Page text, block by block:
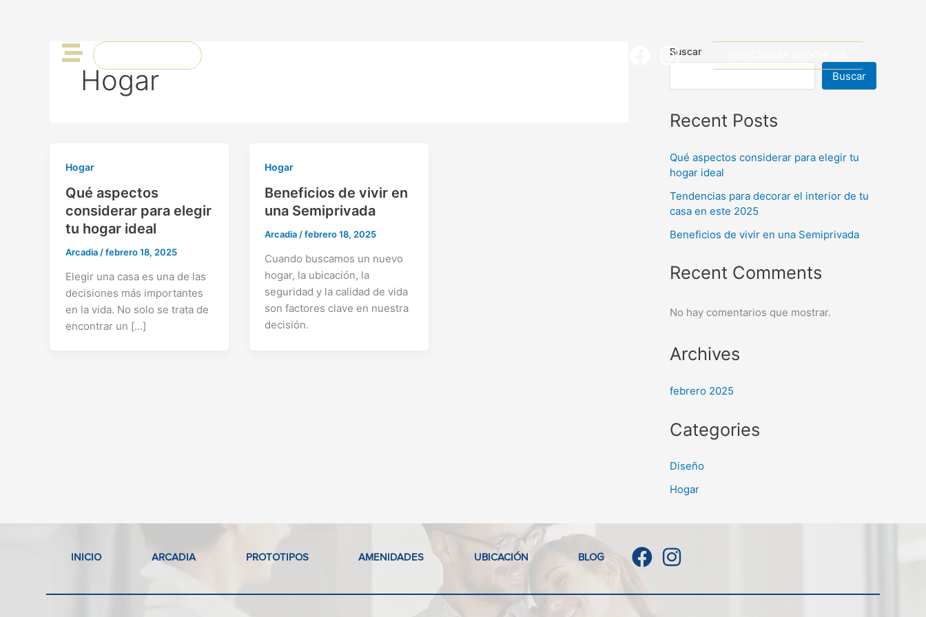
Hogar
Hogar
Qué aspectos
considerar para elegir
tu hogar ideal
Arcadia /febrero 18, 2025
Elegir una casa es una de las
decisiones más importantes
en la vida. No solo se trata de
encontrar un […]
Hogar
Beneficios de vivir en
una Semiprivada
Arcadia /febrero 18, 2025
Cuando buscamos un nuevo
hogar, la ubicación, la
seguridad y la calidad de vida
son factores clave en nuestra
decisión.
Buscar
Buscar
Recent Posts
Qué aspectos considerar para elegir tu
hogar ideal
Tendencias para decorar el interior de tu
casa en este 2025
Beneficios de vivir en una Semiprivada
Recent Comments
No hay comentarios que mostrar.
Archives
febrero 2025
Categories
Diseño
Hogar
INICIO ARCADIA PROTOTIPOS AMENIDADES UBICACIÓN BLOG